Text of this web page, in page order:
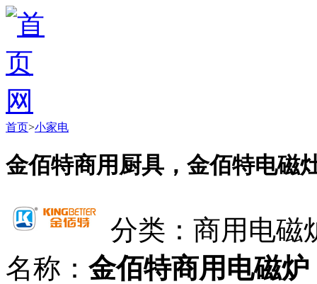
首页>小家电
金佰特商用厨具，金佰特电磁
分类：商用电磁
名称： 金佰特商用电磁炉